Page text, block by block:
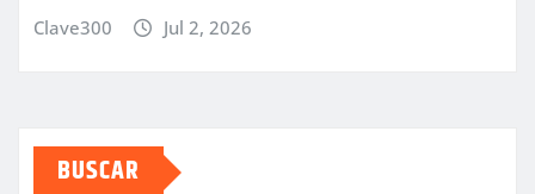
Clave300 Jul 2, 2026
BUSCAR